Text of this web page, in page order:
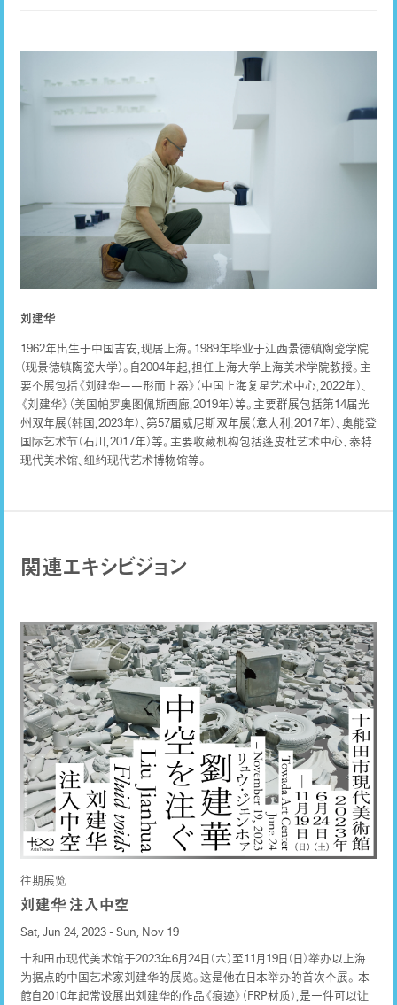
刘建华
1962年出生于中国吉安，现居上海。1989年毕业于江西景德镇陶瓷学院
（现景德镇陶瓷大学）。自2004年起，担任上海大学上海美术学院教授。主
要个展包括《刘建华——形而上器》（中国上海复星艺术中心，2022年）、
《刘建华》（美国帕罗奥图佩斯画廊，2019年）等。主要群展包括第14届光
州双年展（韩国，2023年）、第57届威尼斯双年展（意大利，2017年）、奥能登
国际艺术节（石川，2017年）等。主要收藏机构包括蓬皮杜艺术中心、泰特
现代美术馆、纽约现代艺术博物馆等。
関連エキシビジョン
往期展览
刘建华 注入中空
Sat, Jun 24, 2023 - Sun, Nov 19
十和田市现代美术馆于2023年6月24日（六）至11月19日（日）举办以上海
为据点的中国艺术家刘建华的展览。这是他在日本举办的首次个展。 本
館自2010年起常设展出刘建华的作品《痕迹》（FRP材质），是一件可以让